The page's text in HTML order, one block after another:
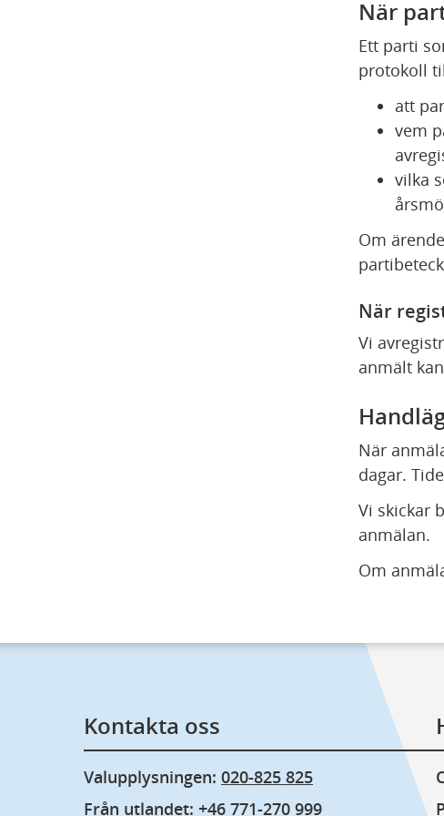
När
Ett parti
protokoll
att
vem
vilka
Om
När
Vi
anmält
När
dagar.
Vi skickar
anmälan.
Om
Kontakta oss
Valupplysningen: 020-825 825
Från utlandet: +46 771-270 999